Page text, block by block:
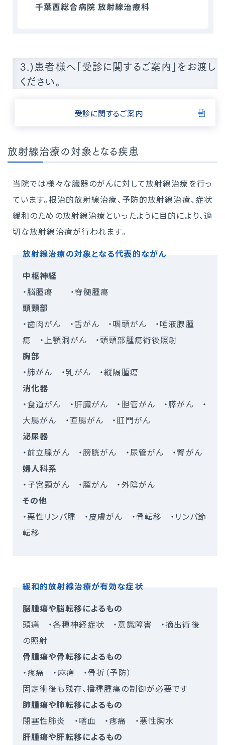
千葉西総合病院 放射線治療科
3.)患者様へ「受診に関するご案内」をお渡し
ください。
受診に関するご案内
放射線治療の対象となる疾患
当院では様々な臓器のがんに対して放射線治療を行っ
ています。根治的放射線治療、予防的放射線治療、症状
緩和のための放射線治療といったように目的により、適
切な放射線治療が行われます。
放射線治療の対象となる代表的ながん
中枢神経
・脳腫瘍 ・脊髄腫瘍
頭頸部
・歯肉がん ・舌がん ・咽頭がん ・唾液腺腫
瘍 ・上顎洞がん ・頭頸部腫瘍術後照射
胸部
・肺がん ・乳がん ・縦隔腫瘍
消化器
・食道がん ・肝臓がん ・胆管がん ・膵がん ・
大腸がん ・直腸がん ・肛門がん
泌尿器
・前立腺がん ・膀胱がん ・尿管がん ・腎がん
婦人科系
・子宮頸がん ・膣がん ・外陰がん
その他
・悪性リンパ腫 ・皮膚がん ・骨転移 ・リンパ節
転移
緩和的放射線治療が有効な症状
脳腫瘍や脳転移によるもの
頭痛 ・各種神経症状 ・意識障害 ・摘出術後
の照射
骨腫瘍や骨転移によるもの
・疼痛 ・麻痺 ・骨折（予防）
固定術後も残存、播種腫瘍の制御が必要です
肺腫瘍や肺転移によるもの
閉塞性肺炎 ・喀血 ・疼痛 ・悪性胸水
肝腫瘍や肝転移によるもの